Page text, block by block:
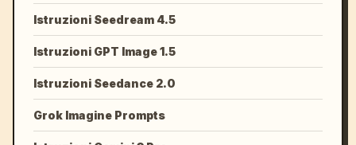
Istruzioni Seedream 4.5
Istruzioni GPT Image 1.5
Istruzioni Seedance 2.0
Grok Imagine Prompts